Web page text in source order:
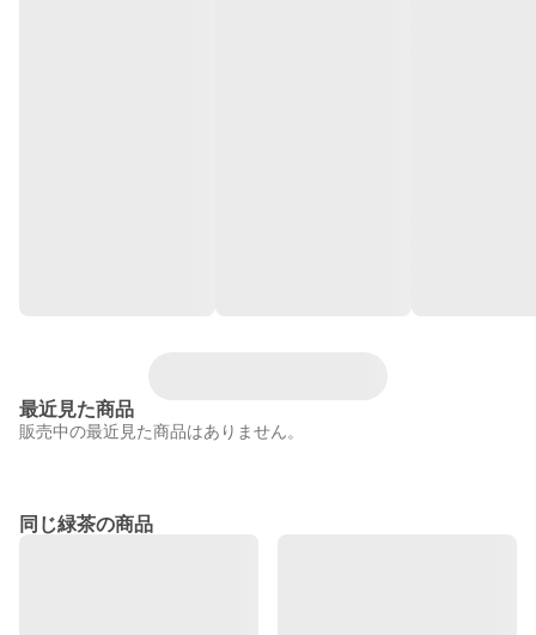
最近見た商品
販売中の最近見た商品はありません。
同じ緑茶の商品